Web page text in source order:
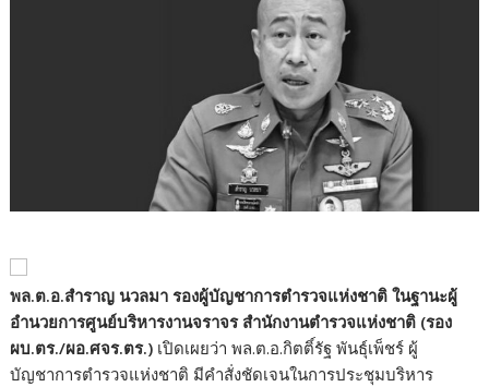
พล.ต.อ.สำราญ นวลมา รองผู้บัญชาการตำรวจแห่งชาติ ในฐานะผู้
อำนวยการศูนย์บริหารงานจราจร สำนักงานตำรวจแห่งชาติ (รอง
ผบ.ตร./ผอ.ศจร.ตร.) เปิดเผยว่า พล.ต.อ.กิตติ์รัฐ พันธุ์เพ็ชร์ ผู้
บัญชาการตำรวจแห่งชาติ มีคำสั่งชัดเจนในการประชุมบริหาร